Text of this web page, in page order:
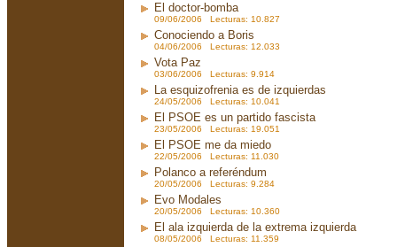
El doctor-bomba
09/06/2006 Lecturas: 10.827
Conociendo a Boris
04/06/2006 Lecturas: 12.033
Vota Paz
03/06/2006 Lecturas: 9.914
La esquizofrenia es de izquierdas
24/05/2006 Lecturas: 10.041
El PSOE es un partido fascista
23/05/2006 Lecturas: 19.051
El PSOE me da miedo
22/05/2006 Lecturas: 11.030
Polanco a referéndum
20/05/2006 Lecturas: 9.284
Evo Modales
20/05/2006 Lecturas: 10.360
El ala izquierda de la extrema izquierda
08/05/2006 Lecturas: 11.359